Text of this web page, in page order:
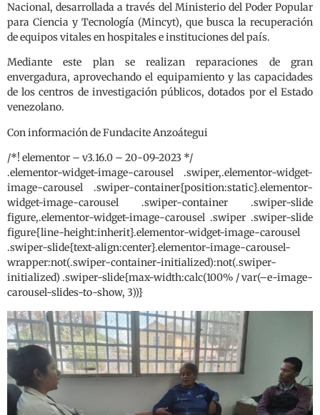
Nacional, desarrollada a través del Ministerio del Poder Popular
para Ciencia y Tecnología (Mincyt), que busca la recuperación
de equipos vitales en hospitales e instituciones del país.
Mediante este plan se realizan reparaciones de gran
envergadura, aprovechando el equipamiento y las capacidades
de los centros de investigación públicos, dotados por el Estado
venezolano.
Con información de Fundacite Anzoátegui
/*! elementor – v3.16.0 – 20-09-2023 */
.elementor-widget-image-carousel .swiper,.elementor-widget-
image-carousel .swiper-container{position:static}.elementor-
widget-image-carousel .swiper-container .swiper-slide
figure,.elementor-widget-image-carousel .swiper .swiper-slide
figure{line-height:inherit}.elementor-widget-image-carousel
.swiper-slide{text-align:center}.elementor-image-carousel-
wrapper:not(.swiper-container-initialized):not(.swiper-
initialized) .swiper-slide{max-width:calc(100% / var(–e-image-
carousel-slides-to-show, 3))}